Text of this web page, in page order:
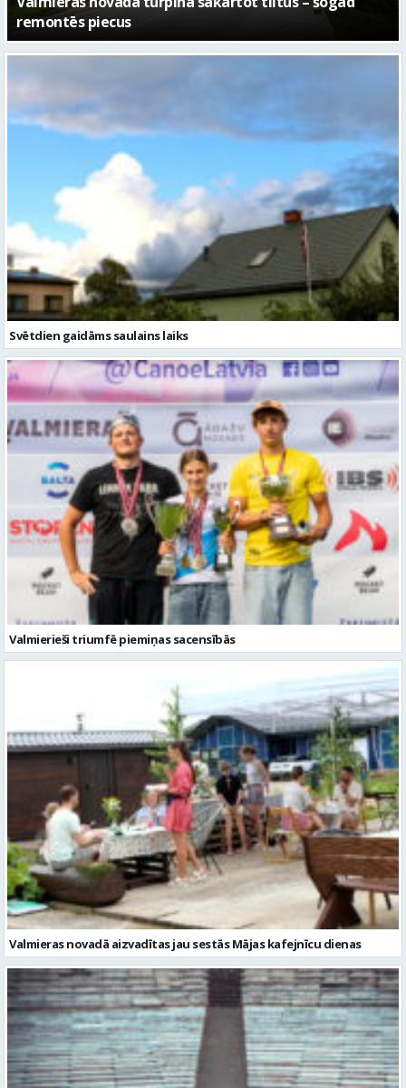
– kā attīstīsies “Kurtuve”
Svētdien gaidāms saulains laiks
Valmierieši triumfē piemiņas sacensībās
Valmieras novadā aizvadītas jau sestās Mājas kafejnīcu dienas